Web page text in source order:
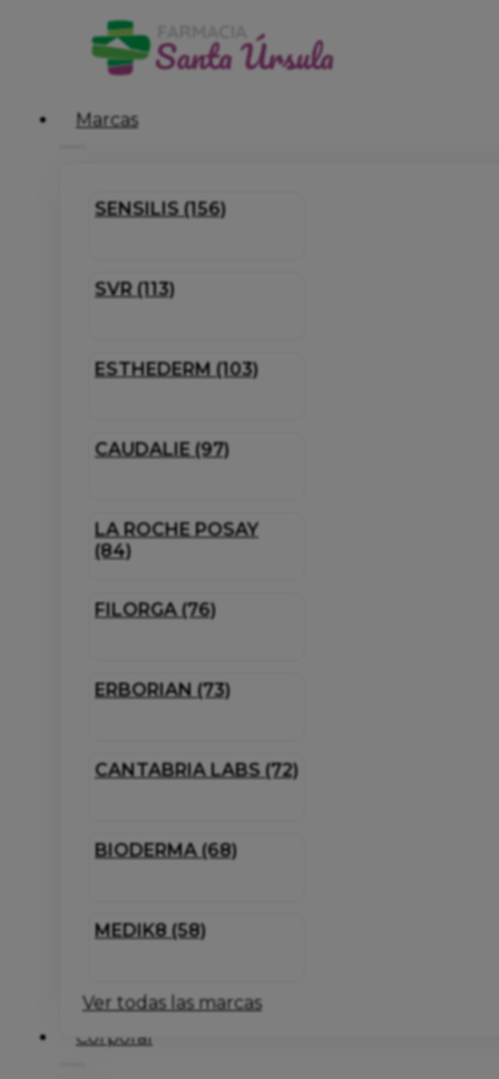
Marcas
SENSILIS (156)
SVR (113)
ESTHEDERM (103)
CAUDALIE (97)
LA ROCHE POSAY
(84)
FILORGA (76)
ERBORIAN (73)
CANTABRIA LABS (72)
BIODERMA (68)
MEDIK8 (58)
Ver todas las marcas
Corporal